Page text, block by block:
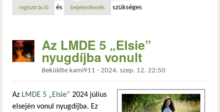
regisztráció és bejelentkezés szükséges
Az LMDE 5 „Elsie”
nyugdíjba vonult
Beküldte kami911 - 2024. szep. 12. 22:50
Az LMDE 5 „Elsie” 2024 július
elsején vonul nyugdíjba. Ez